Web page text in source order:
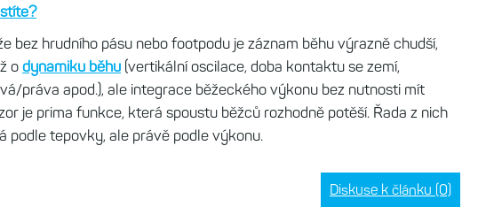
bez hrudního pásu nebo footpodu je záznam běhu výrazně chudší,
o dynamiku běhu (vertikální oscilace, doba kontaktu se zemí,
práva apod.), ale integrace běžeckého výkonu bez nutnosti mít
je prima funkce, která spoustu běžců rozhodně potěší. Řada z nich
podle tepovky, ale právě podle výkonu.
Diskuse k článku (0)